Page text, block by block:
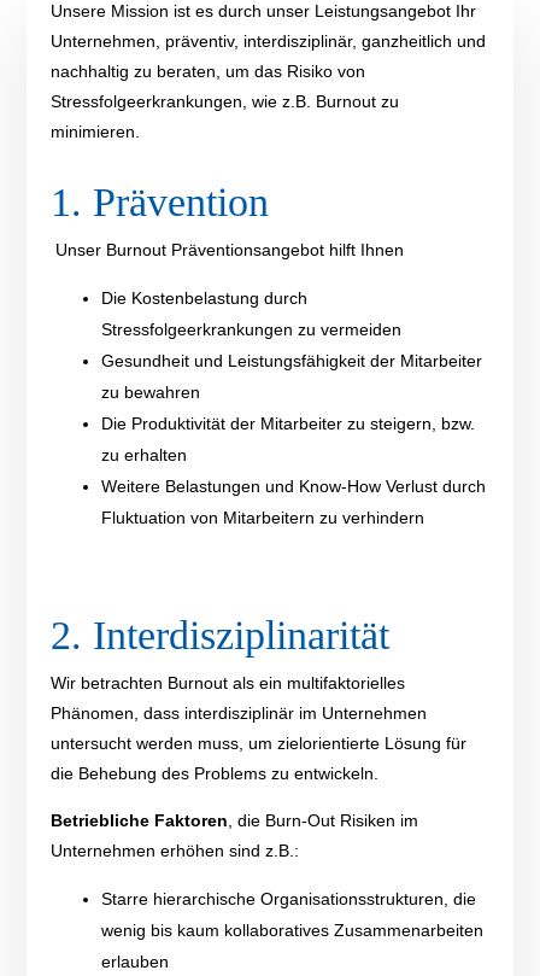
Unsere Mission ist es durch unser Leistungsangebot Ihr
Unternehmen,
präventiv, interdisziplinär,ganzheitlich und
nachhaltig zu beraten , um das Risiko von
Stressfolgeerkrankungen, wie z.B. Burnout zu
minimieren.
1. Prävention
Unser Burnout Präventionsangebot hilft Ihnen
Die Kostenbelastung durch
Stressfolgeerkrankungenzu vermeiden
Gesundheit und Leistungsfähigkeit der Mitarbeiter
zu bewahren
Die Produktivität der Mitarbeiterzu steigern , bzw.
zu erhalten
Weitere Belastungen und Know-How Verlustdurch
Fluktuation von Mitarbeiternzu verhindern
2. Interdisziplinarität
Wir betrachten Burnout als ein multifaktorielles
Phänomen, dass interdisziplinär im Unternehmen
untersucht werden muss, um zielorientierte Lösungfür
die Behebung des Problems zu entwickeln.
Betriebliche Faktoren die Burn-Out Risiken im
Unternehmenerhöhen sind z.B.:
Starre hierarchische Organisationsstrukturen die
wenig bis kaum kollaboratives Zusammenarbeiten
erlauben